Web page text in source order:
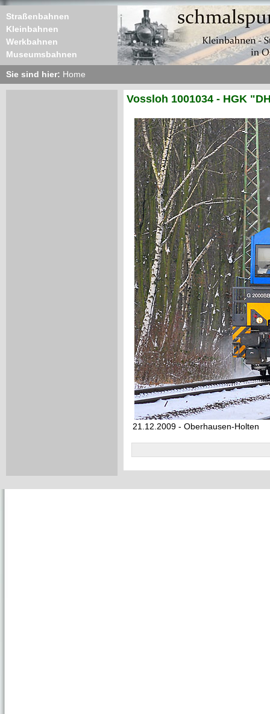
Straßenbahnen
Kleinbahnen
Werkbahnen
Museumsbahnen
Sie sind hier: Home
Vossloh 1001034 - HGK
21.12.2009 - Oberhausen-Holten